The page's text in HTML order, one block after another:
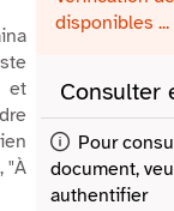
et
"À
disponibles ...
Consulter
Pour
document,
authentifier